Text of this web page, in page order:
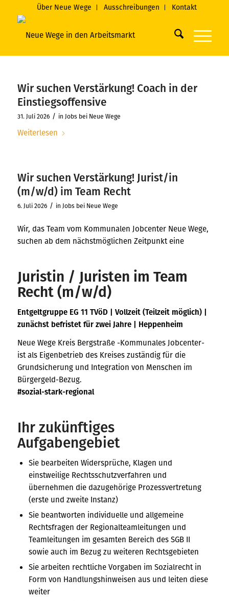
Über Neue Wege Ausschreibungen Kontakt
Wir suchen Verstärkung! Coach in der
Einstiegsoffensive
31. Juli 2026 / in Jobs bei Neue Wege
Weiterlesen
Wir suchen Verstärkung! Jurist/in
(m/w/d) im Team Recht
6. Juli 2026 / in Jobs bei Neue Wege
Wir, das Team vom Kommunalen Jobcenter Neue Wege,
suchen ab dem nächstmöglichen Zeitpunkt eine
Juristin / Juristen im Team
Recht (m/w/d)
Entgeltgruppe EG 11 TVöD | Vollzeit (Teilzeit möglich) |
zunächst befristet für zwei Jahre | Heppenheim
Neue Wege Kreis Bergstraße -Kommunales Jobcenter-
ist als Eigenbetrieb des Kreises zuständig für die
Grundsicherung und Integration von Menschen im
Bürgergeld-Bezug.
#sozial-stark-regional
Ihr zukünftiges
Aufgabengebiet
Sie bearbeiten Widersprüche, Klagen und
einstweilige Rechtsschutzverfahren und
übernehmen die dazugehörige Prozessvertretung
(erste und zweite Instanz)
Sie beantworten individuelle und allgemeine
Rechtsfragen der Regionalteamleitungen und
Teamleitungen im gesamten Bereich des SGB II
sowie auch im Bezug zu weiteren Rechtsgebieten
Sie arbeiten rechtliche Vorgaben im Sozialrecht in
Form von Handlungshinweisen aus und leiten diese
weiter